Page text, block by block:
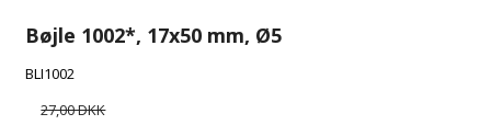
Bøjle 1002*, 17x50 mm, Ø5
BLI1002
27,00 DKK